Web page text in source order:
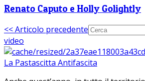
Renato Caputo e Holly Golightly
<< Articolo precedente
video
La Pastascitta Antifascita